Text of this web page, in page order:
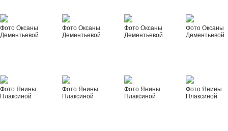
Фото Оксаны
Дементьевой
Фото Оксаны
Дементьевой
Фото Оксаны
Дементьевой
Фото Оксаны
Дементьевой
Фото Янины
Плаксиной
Фото Янины
Плаксиной
Фото Янины
Плаксиной
Фото Янины
Плаксиной